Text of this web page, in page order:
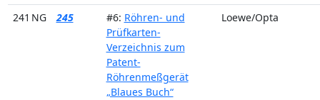
241 NG 245 #6: Röhren- und
Prüfkarten-
Verzeichnis zum
Patent-
Röhrenmeßgerät
„Blaues Buch“
Loewe/Opta